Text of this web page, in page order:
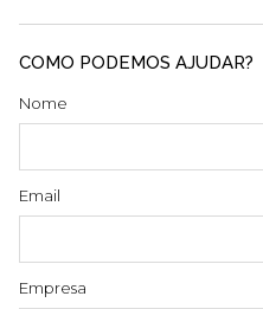
COMO PODEMOS AJUDAR?
Nome
Email
Empresa